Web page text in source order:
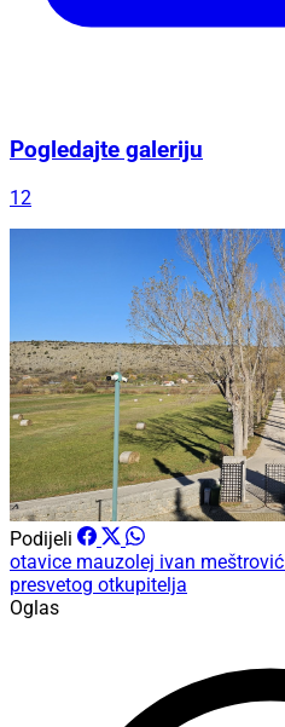
Pogledajte galeriju
12
Podijeli
otavice mauzolej ivan meštrović
presvetog otkupitelja
Oglas